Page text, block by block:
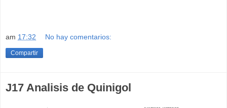
am 17:32 No hay comentarios:
Compartir
J17 Analisis de Quinigol